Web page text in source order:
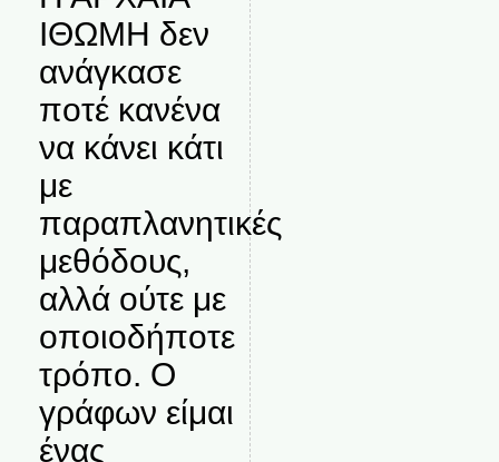
ΙΘΩΜΗ δεν
ανάγκασε
ποτέ κανένα
να κάνει κάτι
με
παραπλανητικές
μεθόδους,
αλλά ούτε με
οποιοδήποτε
τρόπο. Ο
γράφων είμαι
ένας